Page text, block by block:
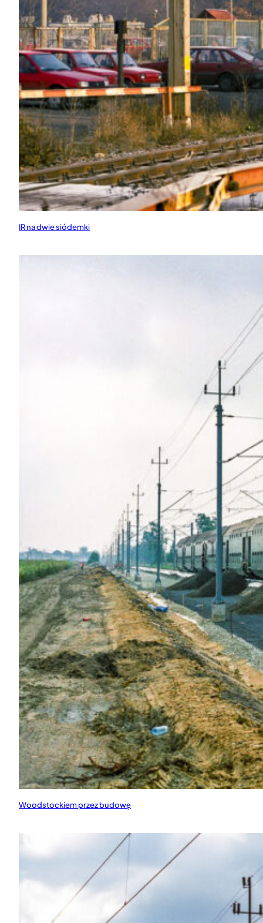
IR na dwie siódemki
Woodstockiem przez budowę